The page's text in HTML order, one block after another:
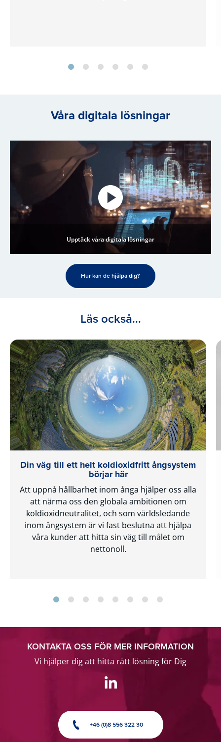
Våra digitala lösningar
Upptäck våra digitala lösningar
Hur kan de hjälpa dig?
Läs också...
Din väg till ett helt koldioxidfritt ångsystem
börjar här
Att uppnå hållbarhet inom ånga hjälper oss alla
att närma oss den globala ambitionen om
koldioxidneutralitet, och som världsledande
inom ångsystem är vi fast beslutna att hjälpa
våra kunder att hitta sin väg till målet om
nettonoll.
KONTAKTA OSS FÖR MER INFORMATION
Vi hjälper dig att hitta rätt lösning för Dig
+46 (0)8 556 322 30